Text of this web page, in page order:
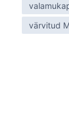
värvitud